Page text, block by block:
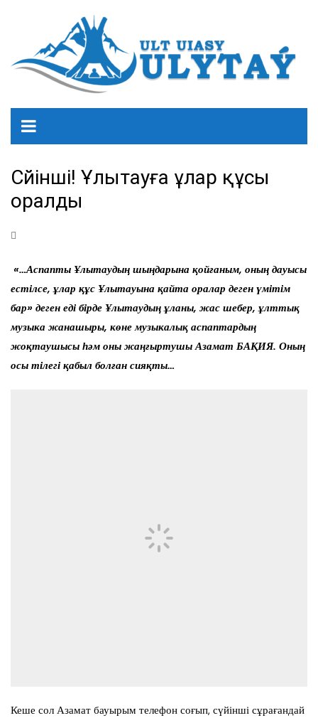
Сүйінші! Ұлытауға ұлар құсы
оралды
«…Аспапты Ұлытаудың шыңдарына қойғаным, оның дауысы
естілсе, ұлар құс Ұлытауына қайта оралар деген үмітім
бар» деген еді бірде Ұлытаудың ұланы, жас шебер, ұлттық
музыка жанашыры, көне музыкалық аспаптардың
жоқтаушысы һәм оны жаңғыртушы Азамат БАҚИЯ. Оның
осы тілегі қабыл болған сияқты…
Кеше сол Азамат бауырым телефон соғып, сүйінші сұрағандай